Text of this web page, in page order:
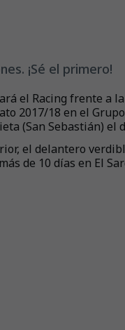
¡Sé el primero!
el Racing frente a
2017/18 en el
(San Sebastián) el
el delantero
de 10 días en El